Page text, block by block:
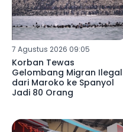
7 Agustus 2026 09:05
Korban Tewas
Gelombang Migran Ilegal
dari Maroko ke Spanyol
Jadi 80 Orang